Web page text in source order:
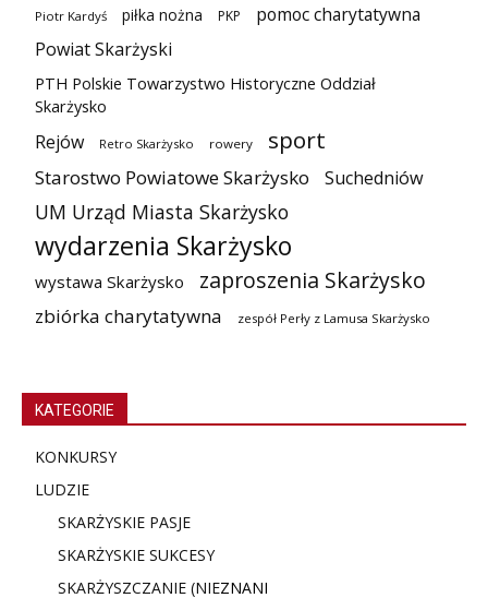
Piotr Kardyś piłka nożna PKP
pomoc charytatywna
Powiat Skarżyski
PTH Polskie Towarzystwo Historyczne Oddział
Skarżysko
Rejów Retro Skarżysko rowery sport
Starostwo Powiatowe Skarżysko Suchedniów
UM Urząd Miasta Skarżysko
wydarzenia Skarżysko
wystawa Skarżysko zaproszenia Skarżysko
zbiórka charytatywna zespół Perły z Lamusa Skarżysko
KATEGORIE
KONKURSY
LUDZIE
SKARŻYSKIE PASJE
SKARŻYSKIE SUKCESY
SKARŻYSZCZANIE (NIEZNANI